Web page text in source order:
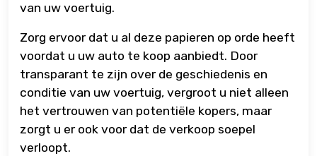
van uw voertuig.
Zorg ervoor dat u al deze papieren op orde heeft
voordat u uw auto te koop aanbiedt. Door
transparant te zijn over de geschiedenis en
conditie van uw voertuig, vergroot u niet alleen
het vertrouwen van potentiële kopers, maar
zorgt u er ook voor dat de verkoop soepel
verloopt.